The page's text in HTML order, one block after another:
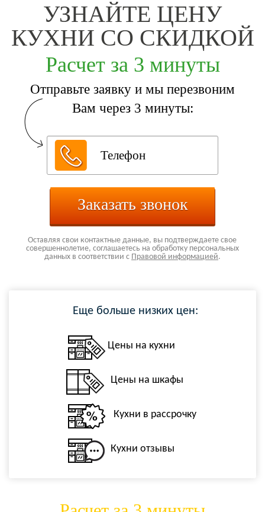
УЗНАЙТЕ ЦЕНУ
КУХНИ СО СКИДКОЙ
Расчет за 3 минуты
Отправьте заявку и мы перезвоним
Вам через 3 минуты:
Заказать звонок
Оставляя свои контактные данные, вы подтверждаете свое
совершеннолетие, соглашаетесь на обработку персональных
данных в соответствии с Правовой информацией.
Еще больше низких цен:
Цены на кухни
Цены на шкафы
Кухни в рассрочку
Кухни отзывы